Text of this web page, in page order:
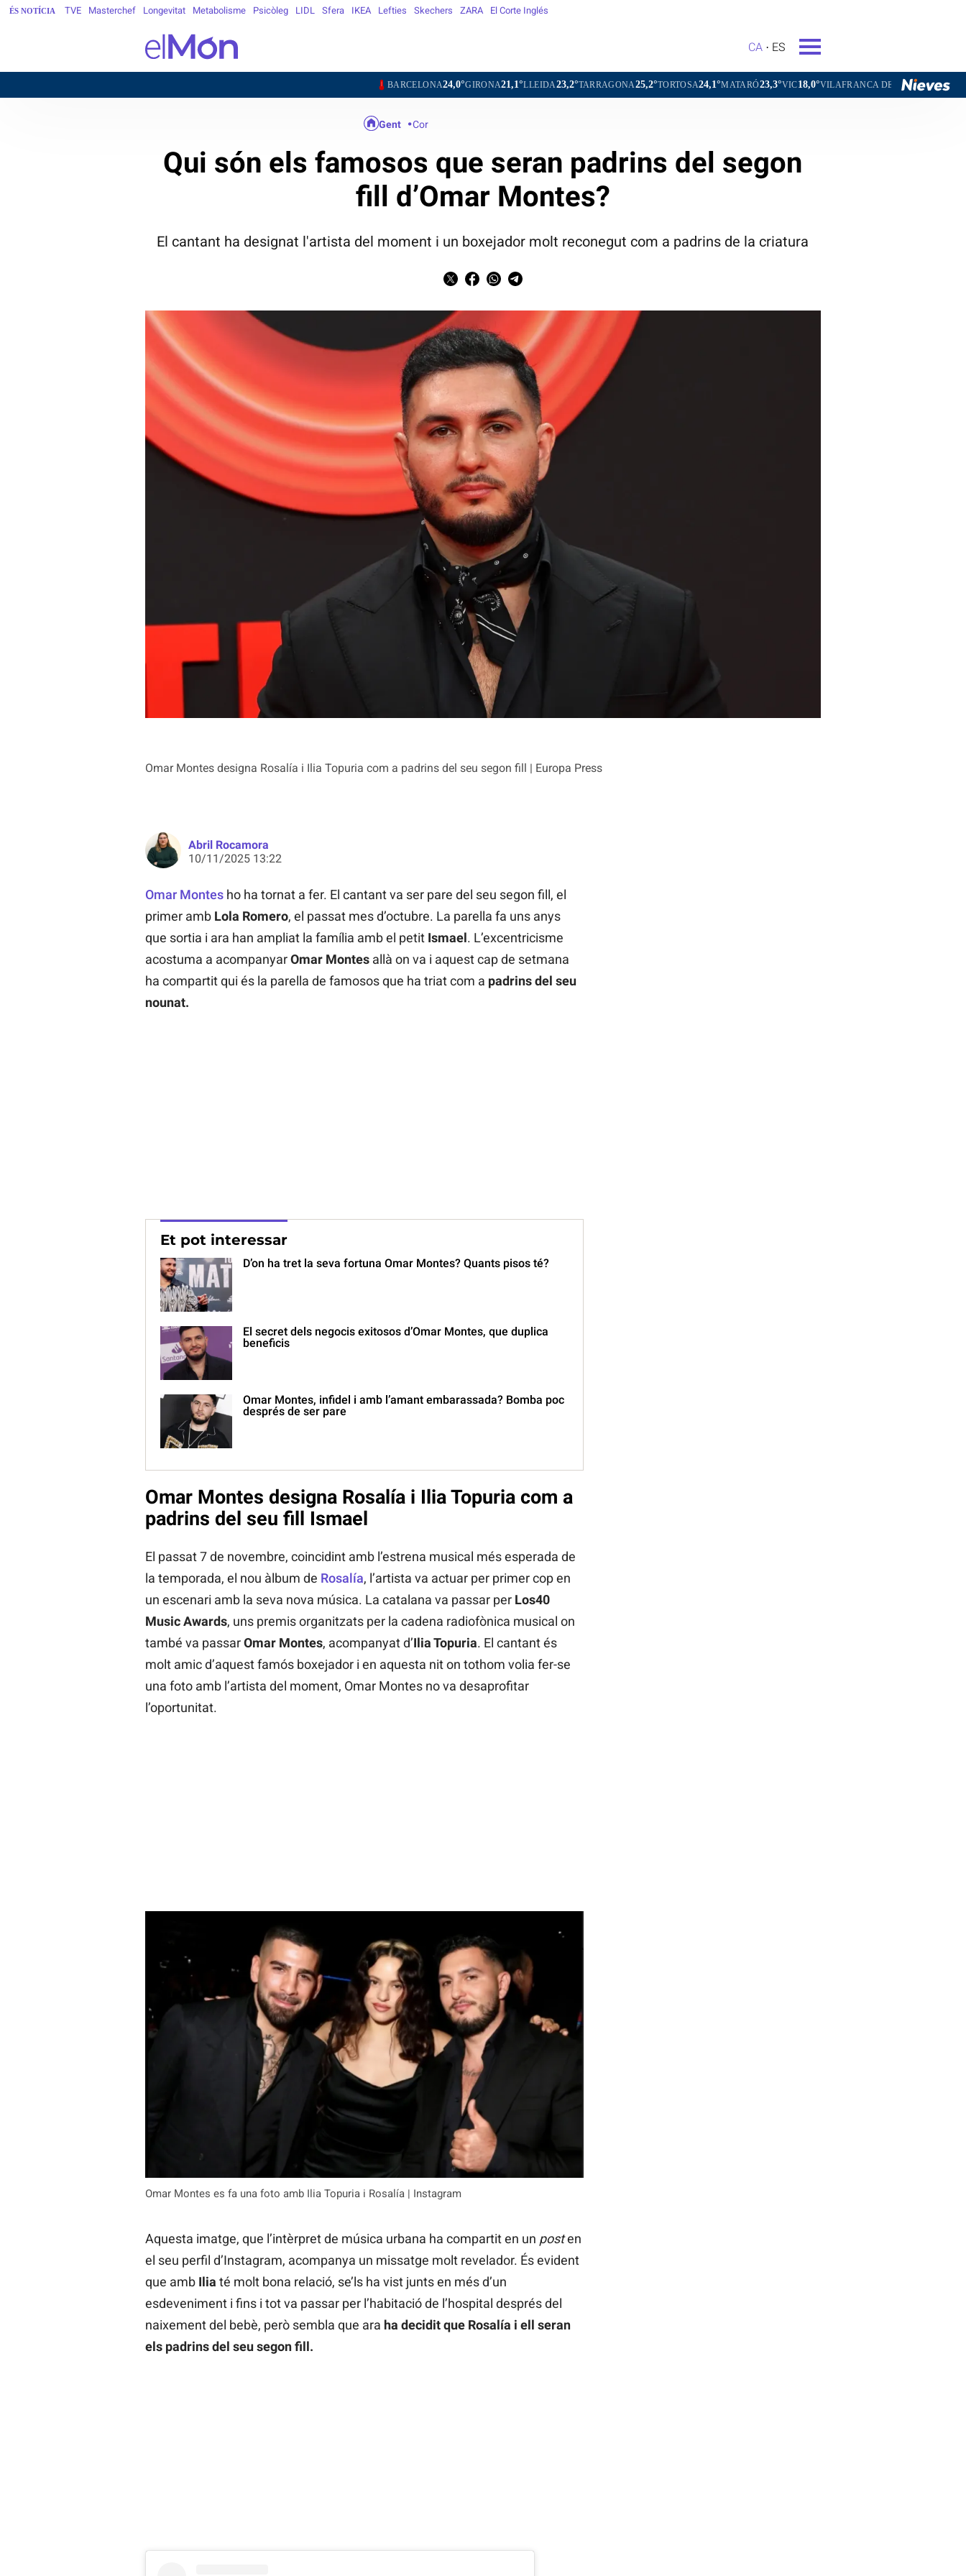
ÉS NOTÍCIA TVE Masterchef Longevitat Metabolisme Psicòleg LIDL Sfera IKEA Lefties Skechers ZARA El Corte Inglés
CA ES
BARCELONA24,0°GIRONA21,1°LLEIDA23,2°TARRAGONA25,2°TORTOSA24,1°MATARÓ23,3°VIC18,0°VILAFRANCA DEL PENEDÈS 21,0°VILANOVA
Omar Montes designa Rosalía i Ilia Topuria com a padrins del seu segon fill | Europa Press
Gent Cor
Qui són els famosos que seran padrins del segon
fill d’Omar Montes?
El cantant ha designat l'artista del moment i un boxejador molt reconegut com a padrins de la criatura
Abril Rocamora
10/11/2025 13:22
Omar Montesho ha tornat a fer. El cantant va ser pare del seu segon fill, el
primer amb Lola Romero, el passat mes d’octubre. La parella fa uns anys
que sortia i ara han ampliat la família amb el petit Ismael. L’excentricisme
acostuma a acompanyarOmar Montes allà on va i aquest cap de setmana
ha compartit qui és la parella de famosos que ha triat com a padrins del seu
nounat.
Et pot interessar
D’on ha tret la seva fortuna Omar Montes? Quants pisos té?
El secret dels negocis exitosos d’Omar Montes, que duplica
beneficis
Omar Montes, infidel i amb l’amant embarassada? Bomba poc
després de ser pare
Omar Montes designa Rosalía i Ilia Topuria com a
padrins del seu fill Ismael
El passat 7 de novembre, coincidint amb l’estrena musical més esperada de
la temporada, el nou àlbum de Rosalía, l’artista va actuar per primer cop en
un escenari amb la seva nova música. La catalana va passar per Los40
Music Awards, uns premis organitzats per la cadena radiofònica musical on
també va passarOmar Montes, acompanyat d’Ilia Topuria. El cantant és
molt amic d’aquest famós boxejador i en aquesta nit on tothom volia fer-se
una foto amb l’artista del moment, Omar Montes no va desaprofitar
l’oportunitat.
Omar Montes es fa una foto amb Ilia Topuria i Rosalía | Instagram
Aquesta imatge, que l’intèrpret de música urbana ha compartit en un posten
el seu perfil d’Instagram, acompanya un missatge molt revelador. És evident
que amb Ilia té molt bona relació, se’ls ha vist junts en més d’un
esdeveniment i fins i tot va passar per l’habitació de l’hospital després del
naixement del bebè, però sembla que ara ha decidit que Rosalía i ell seran
els padrins del seu segon fill.